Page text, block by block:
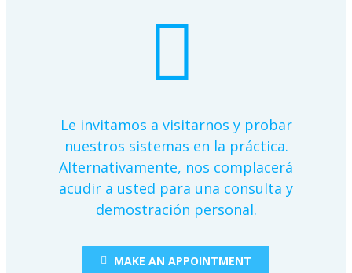
Le invitamos a visitarnos y probar
nuestros sistemas en la práctica.
Alternativamente, nos complacerá
acudir a usted para una consulta y
demostración personal.
MAKE AN APPOINTMENT